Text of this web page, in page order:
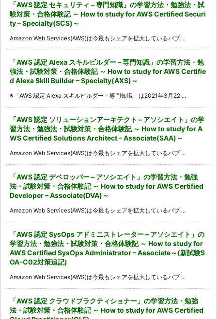
「AWS 認定 セキュリティ – 専門知識」の学習方法・勉強法・試
験対策・合格体験記 ～ How to study for AWS Certified Securi
ty – Specialty(SCS)～
Amazon Web Services(AWS)は今最もシェアを拡大しているパブ ...
「AWS 認定 Alexa スキルビルダー – 専門知識」の学習方法・勉
強法・試験対策・合格体験記 ～ How to study for AWS Certifie
d Alexa Skill Builder – Specialty(AXS)～
※「AWS 認定 Alexa スキルビルダー – 専門知識」は2021年3月22 ...
「AWS 認定 ソリューションアーキテクト – アソシエイト」の学
習方法・勉強法・試験対策・合格体験記 ～ How to study for A
WS Certified Solutions Architect – Associate(SAA)～
Amazon Web Services(AWS)は今最もシェアを拡大しているパブ ...
「AWS 認定 デベロッパー – アソシエイト」の学習方法・勉強
法・試験対策・合格体験記 ～ How to study for AWS Certified
Developer – Associate(DVA)～
Amazon Web Services(AWS)は今最もシェアを拡大しているパブ ...
「AWS 認定 SysOps アドミニストレーター – アソシエイト」の
学習方法・勉強法・試験対策・合格体験記 ～ How to study for
AWS Certified SysOps Administrator – Associate～(新試験S
OA-C02対策追記)
Amazon Web Services(AWS)は今最もシェアを拡大しているパブ ...
「AWS 認定 クラウドプラクティショナー」の学習方法・勉強
法・試験対策・合格体験記 ～ How to study for AWS Certified